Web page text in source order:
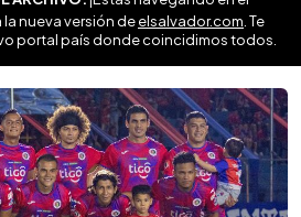
la nueva versión deelsalvador.com . Te
portal país donde coincidimos todos.